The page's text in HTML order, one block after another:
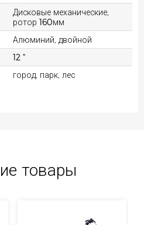
Дисковые механические,
ротор 160мм
Алюминий, двойной
12 "
город, парк, лес
товары